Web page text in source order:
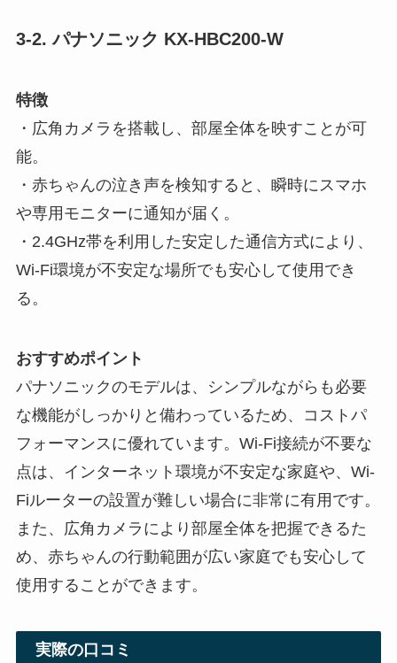
3-2. パナソニック KX-HBC200-W
特徴
・広角カメラを搭載し、部屋全体を映すことが可
能。
・赤ちゃんの泣き声を検知すると、瞬時にスマホ
や専用モニターに通知が届く。
・2.4GHz帯を利用した安定した通信方式により、
Wi-Fi環境が不安定な場所でも安心して使用でき
る。
おすすめポイント
パナソニックのモデルは、シンプルながらも必要
な機能がしっかりと備わっているため、コストパ
フォーマンスに優れています。Wi-Fi接続が不要な
点は、インターネット環境が不安定な家庭や、Wi-
Fiルーターの設置が難しい場合に非常に有用です。
また、広角カメラにより部屋全体を把握できるた
め、赤ちゃんの行動範囲が広い家庭でも安心して
使用することができます。
実際の口コミ